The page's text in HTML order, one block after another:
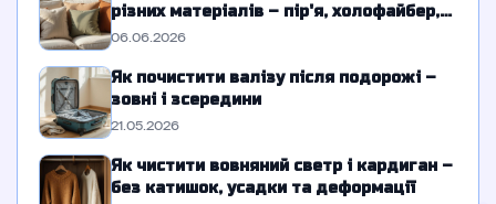
різних матеріалів – пір'я, холофайбер,
гречка
06.06.2026
Як почистити валізу після подорожі –
зовні і зсередини
21.05.2026
Як чистити вовняний светр і кардиган –
без катишок, усадки та деформації